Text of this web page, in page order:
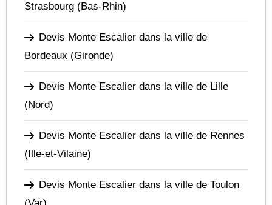
Strasbourg (Bas-Rhin)
Devis Monte Escalier dans la ville de
Bordeaux (Gironde)
Devis Monte Escalier dans la ville de Lille
(Nord)
Devis Monte Escalier dans la ville de Rennes
(Ille-et-Vilaine)
Devis Monte Escalier dans la ville de Toulon
(Var)